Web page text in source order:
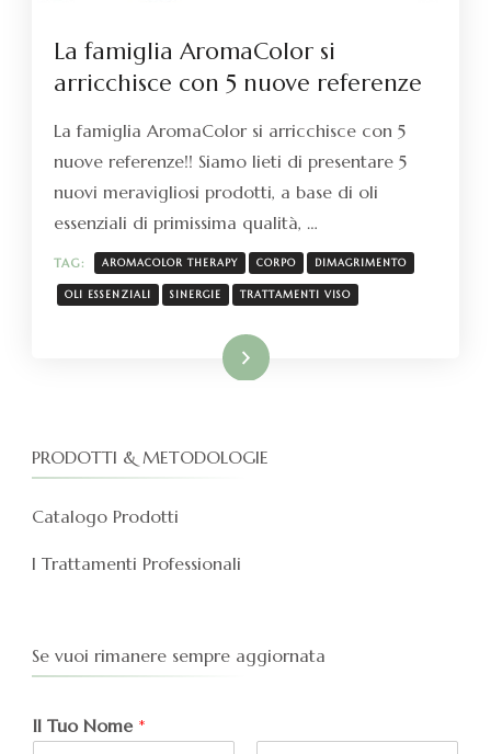
La famiglia AromaColor si
arricchisce con 5 nuove referenze
La famiglia AromaColor si arricchisce con 5
nuove referenze!! Siamo lieti di presentare 5
nuovi meravigliosi prodotti, a base di oli
essenziali di primissima qualità, …
TAG: AROMACOLOR THERAPY CORPO DIMAGRIMENTO
OLI ESSENZIALI SINERGIE TRATTAMENTI VISO
Leggi tutto
PRODOTTI & METODOLOGIE
Catalogo Prodotti
I Trattamenti Professionali
Se vuoi rimanere sempre aggiornata
Il Tuo Nome *